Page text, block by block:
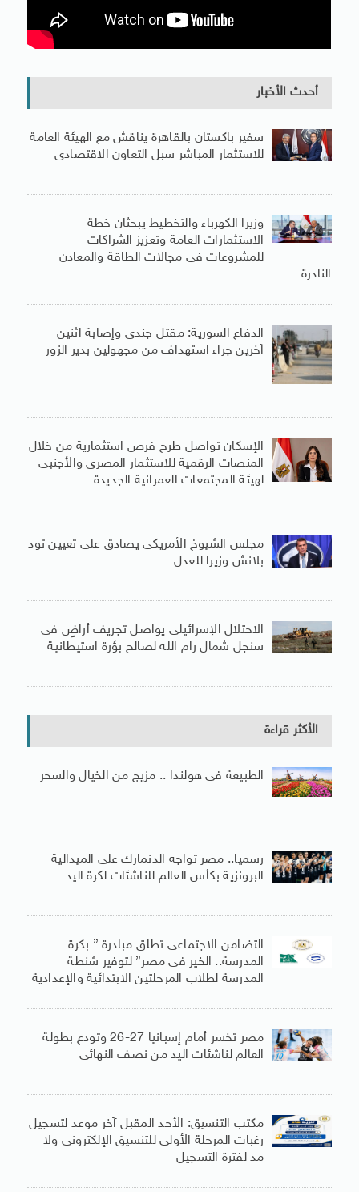
أحدث الأخبار
سفير باكستان بالقاهرة يناقش مع الهيئة العامة
للاستثمار المباشر سبل التعاون الاقتصادى
وزيرا الكهرباء والتخطيط يبحثان خطة
الاستثمارات العامة وتعزيز الشراكات
للمشروعات فى مجالات الطاقة والمعادن
النادرة
الدفاع السورية: مقتل جندى وإصابة اثنين
آخرين جراء استهداف من مجهولين بدير الزور
الإسكان تواصل طرح فرص استثمارية من خلال
المنصات الرقمية للاستثمار المصرى والأجنبى
لهيئة المجتمعات العمرانية الجديدة
مجلس الشيوخ الأمريكى يصادق على تعيين تود
بلانش وزيرا للعدل
الاحتلال الإسرائيلى يواصل تجريف أراضٍ فى
سنجل شمال رام الله لصالح بؤرة استيطانية
الأكثر قراءة
الطبيعة فى هولندا .. مزيج من الخيال والسحر
رسميا.. مصر تواجه الدنمارك على الميدالية
البرونزية بكأس العالم للناشئات لكرة اليد
التضامن الاجتماعى تطلق مبادرة ” بكرة
المدرسة.. الخير فى مصر” لتوفير شنطة
المدرسة لطلاب المرحلتين الابتدائية والإعدادية
مصر تخسر أمام إسبانيا 27-26 وتودع بطولة
العالم لناشئات اليد من نصف النهائى
مكتب التنسيق: الأحد المقبل آخر موعد لتسجيل
رغبات المرحلة الأولى للتنسيق الإلكترونى ولا
مد لفترة التسجيل